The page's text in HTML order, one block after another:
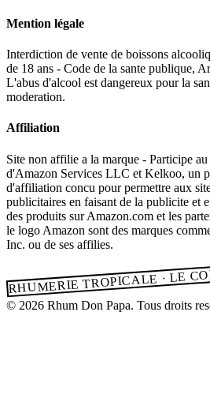
Mention légale
Interdiction de vente de boissons
de 18 ans - Code de la sante publique,
L'abus d'alcool est dangereux pour la
moderation.
Affiliation
Site non affilie a la marque - Participe
d'Amazon Services LLC et Kelkoo, un
d'affiliation concu pour permettre aux
publicitaires en faisant de la publicite et
des produits sur Amazon.com et les
le logo Amazon sont des marques
Inc. ou de ses affilies.
RHUMERIE TROPICALE · LE
© 2026 Rhum Don Papa. Tous droits